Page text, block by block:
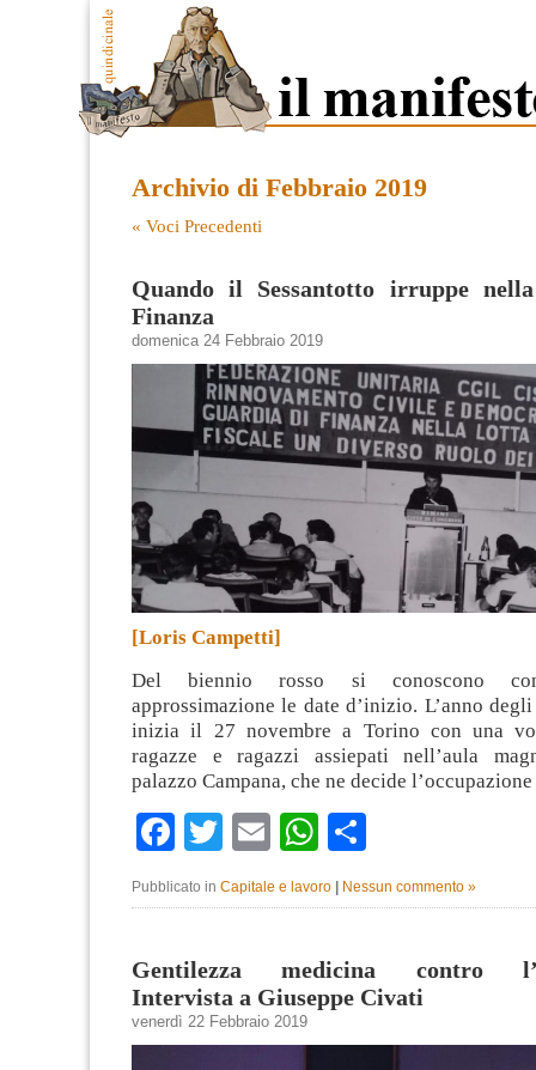
Archivio di Febbraio 2019
« Voci Precedenti
Quando il Sessantotto irruppe
Finanza
domenica 24 Febbraio 2019
[Loris Campetti]
Del biennio rosso si conoscono
approssimazione le date d’inizio. L’anno
inizia il 27 novembre a Torino con una
ragazze e ragazzi assiepati nell’aula
palazzo Campana, che ne decide l’occupazione
Facebook
TwitterEmailWhatsApp
Pubblicato in Capitale e lavoro Nessun commento »
Gentilezza medicina contro
Intervista a Giuseppe Civati
venerdì 22 Febbraio 2019